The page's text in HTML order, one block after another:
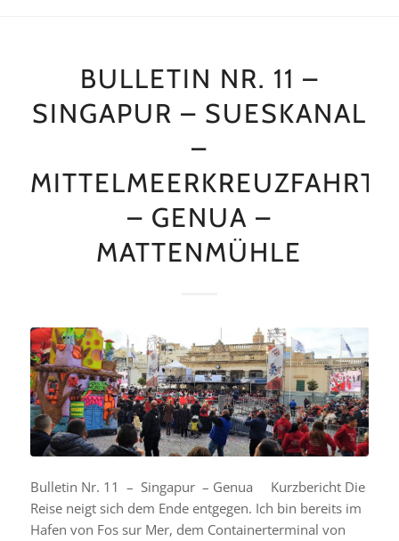
BULLETIN NR. 11 –
SINGAPUR – SUESKANAL
–
MITTELMEERKREUZFAHRT
– GENUA –
MATTENMÜHLE
Bulletin Nr. 11 – Singapur – Genua Kurzbericht Die
Reise neigt sich dem Ende entgegen. Ich bin bereits im
Hafen von Fos sur Mer, dem Containerterminal von